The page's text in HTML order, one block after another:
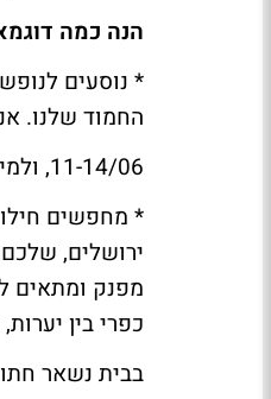
הנה כמה
* נוסעים
החמוד שלנו.
11-14/06, ולמי שיכול לכל התקופה (אין גמישות בתאריכים). לא ניתן להגיע לכאן עם כלב נוסף.
* מחפשים
ירושלים,
כפרי בין
בבית נשאר